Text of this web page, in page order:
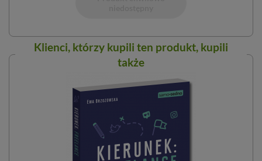
Klienci, którzy kupili ten produkt, kupili
także